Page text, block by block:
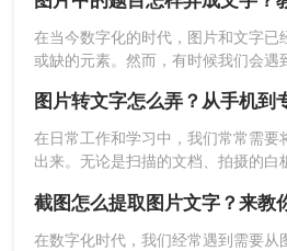
方法三、使用QQ截图功能
挑战性的任务。那么图片转文本怎么
用的方法，帮助您从图片中提取文字
在当今数字化的时代，图片和文字已
或缺的元素。然而，有时候我们会遇
子文件或是网络中。今天，我将为大
图片中的题目怎样弄成文字。
图片转文字怎么弄？从手机到
在日常工作和学习中，我们常常需要
出来。无论是扫描的文档、拍摄的白
（OCR技术）能极大提升效率。那么
文将详细介绍几种主流高效方法，涵
截图怎么提取图片文字？来教
在数字化时代，我们经常遇到需要从